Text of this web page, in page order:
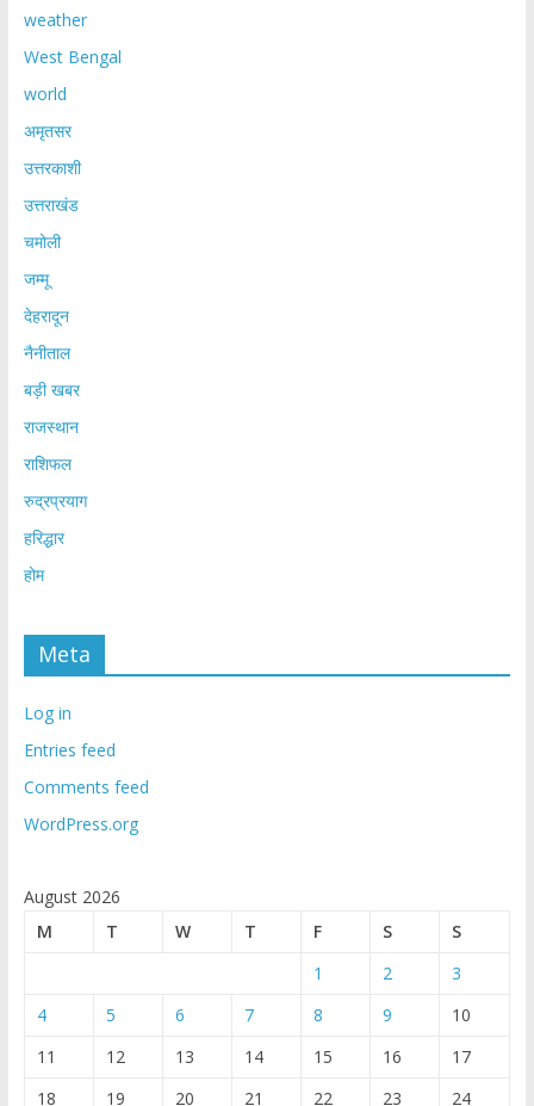
weather
West Bengal
world
अमृतसर
उत्तरकाशी
उत्तराखंड
चमोली
जम्मू
देहरादून
नैनीताल
बड़ी खबर
राजस्थान
राशिफल
रुद्रप्रयाग
हरिद्धार
होम
Meta
Log in
Entries feed
Comments feed
WordPress.org
August 2026
M
T W T F S
S
1
2
3
4
5 6 7 8 9
10
11
12 13 14 15 16
17
18
19 20 21 22 23 24